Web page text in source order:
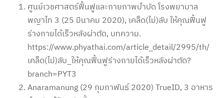
ศูนย์เวชศาสตร์ฟื้นฟูและกายภาพบำบัด โรงพยาบาล
พญาไท 3 (25 มีนาคม 2020), เคล็ด(ไม่)ลับ ให้คุณฟื้นฟู
ร่างกายได้เร็วหลังผ่าตัด, บทความ.
https://www.phyathai.com/article_detail/2995/th/
เคล็ด(ไม่)ลับ_ให้คุณฟื้นฟูร่างกายได้เร็วหลังผ่าตัด?
branch=PYT3
Anaramanung (29 กุมภาพันธ์ 2020) TrueID, 3 อาหาร